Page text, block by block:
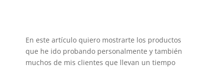
En este artículo quiero mostrarte los productos
que he ido probando personalmente y también
muchos de mis clientes que llevan un tiempo